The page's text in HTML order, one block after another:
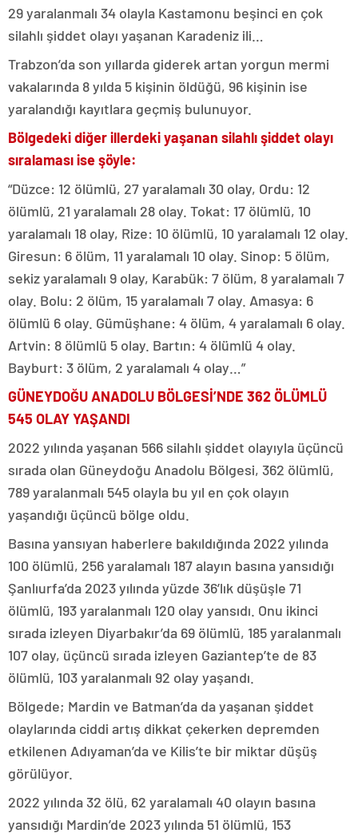
29 yaralanmalı 34 olayla Kastamonu beşinci en çok
silahlı şiddet olayı yaşanan Karadeniz ili…
Trabzon’da son yıllarda giderek artan yorgun mermi
vakalarında 8 yılda 5 kişinin öldüğü, 96 kişinin ise
yaralandığı kayıtlara geçmiş bulunuyor.
Bölgedeki diğer illerdeki yaşanan silahlı şiddet olayı
sıralaması ise şöyle:
“Düzce: 12 ölümlü, 27 yaralamalı 30 olay, Ordu: 12
ölümlü, 21 yaralamalı 28 olay. Tokat: 17 ölümlü, 10
yaralamalı 18 olay, Rize: 10 ölümlü, 10 yaralamalı 12 olay.
Giresun: 6 ölüm, 11 yaralamalı 10 olay. Sinop: 5 ölüm,
sekiz yaralamalı 9 olay, Karabük: 7 ölüm, 8 yaralamalı 7
olay. Bolu: 2 ölüm, 15 yaralamalı 7 olay. Amasya: 6
ölümlü 6 olay. Gümüşhane: 4 ölüm, 4 yaralamalı 6 olay.
Artvin: 8 ölümlü 5 olay. Bartın: 4 ölümlü 4 olay.
Bayburt: 3 ölüm, 2 yaralamalı 4 olay…”
GÜNEYDOĞU ANADOLU BÖLGESİ’NDE 362 ÖLÜMLÜ
545 OLAY YAŞANDI
2022 yılında yaşanan 566 silahlı şiddet olayıyla üçüncü
sırada olan Güneydoğu Anadolu Bölgesi, 362 ölümlü,
789 yaralanmalı 545 olayla bu yıl en çok olayın
yaşandığı üçüncü bölge oldu.
Basına yansıyan haberlere bakıldığında 2022 yılında
100 ölümlü, 256 yaralamalı 187 alayın basına yansıdığı
Şanlıurfa’da 2023 yılında yüzde 36’lık düşüşle 71
ölümlü, 193 yaralanmalı 120 olay yansıdı. Onu ikinci
sırada izleyen Diyarbakır’da 69 ölümlü, 185 yaralanmalı
107 olay, üçüncü sırada izleyen Gaziantep’te de 83
ölümlü, 103 yaralanmalı 92 olay yaşandı.
Bölgede; Mardin ve Batman’da da yaşanan şiddet
olaylarında ciddi artış dikkat çekerken depremden
etkilenen Adıyaman’da ve Kilis’te bir miktar düşüş
görülüyor.
2022 yılında 32 ölü, 62 yaralamalı 40 olayın basına
yansıdığı Mardin’de 2023 yılında 51 ölümlü, 153